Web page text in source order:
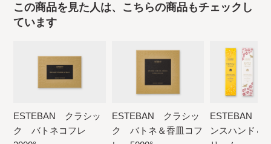
この商品を見た人は、こちらの商品もチェックし
ています
ESTEBAN クラシッ
ク バトネコフレ
ESTEBAN クラシッ
ク バトネ＆香皿コフ
ESTEBAN フ
ンスハンド＆